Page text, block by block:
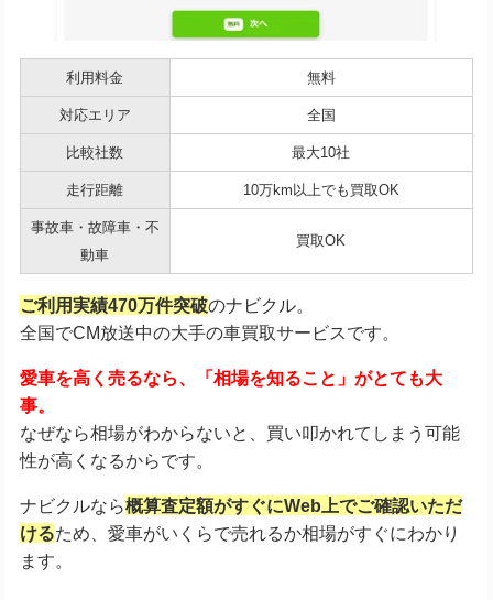
利用料金 無料
対応エリア 全国
比較社数 最大10社
走行距離 10万km以上でも買取OK
事故車・故障車・不
動車
買取OK
ご利用実績470万件突破のナビクル。
全国でCM放送中の大手の車買取サービスです。
愛車を高く売るなら、「相場を知ること」がとても大
事。
なぜなら相場がわからないと、買い叩かれてしまう可能
性が高くなるからです。
ナビクルなら概算査定額がすぐにWeb上でご確認いただ
けるため、愛車がいくらで売れるか相場がすぐにわかり
ます。